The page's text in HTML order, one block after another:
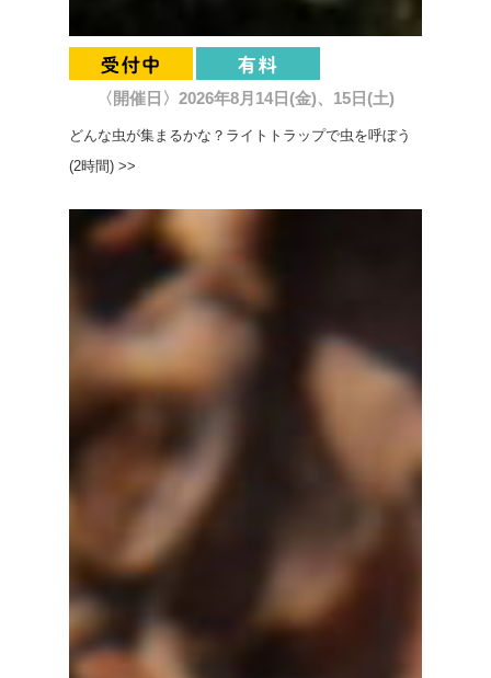
〈開催日〉2026年8月14日(金)、15日(土)
どんな虫が集まるかな？ライトトラップで虫を呼ぼう
(2時間) >>